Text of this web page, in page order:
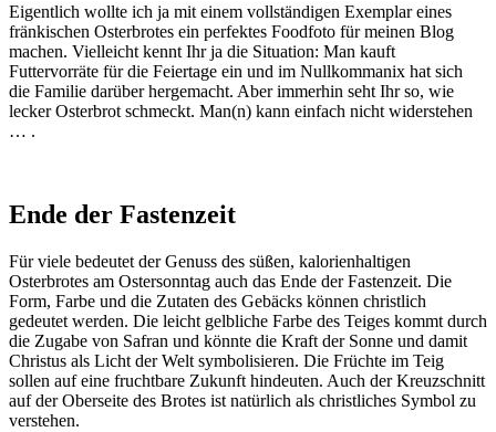
Eigentlich wollte ich ja mit einem vollständigen Exemplar eines
fränkischen Osterbrotes ein perfektes Foodfoto für meinen Blog
machen. Vielleicht kennt Ihr ja die Situation: Man kauft
Futtervorräte für die Feiertage ein und im Nullkommanix hat sich
die Familie darüber hergemacht. Aber immerhin seht Ihr so, wie
lecker Osterbrot schmeckt. Man(n) kann einfach nicht widerstehen
… .
Ende der Fastenzeit
Für viele bedeutet der Genuss des süßen, kalorienhaltigen
Osterbrotes am Ostersonntag auch das Ende der Fastenzeit. Die
Form, Farbe und die Zutaten des Gebäcks können christlich
gedeutet werden. Die leicht gelbliche Farbe des Teiges kommt durch
die Zugabe von Safran und könnte die Kraft der Sonne und damit
Christus als Licht der Welt symbolisieren. Die Früchte im Teig
sollen auf eine fruchtbare Zukunft hindeuten. Auch der Kreuzschnitt
auf der Oberseite des Brotes ist natürlich als christliches Symbol zu
verstehen.